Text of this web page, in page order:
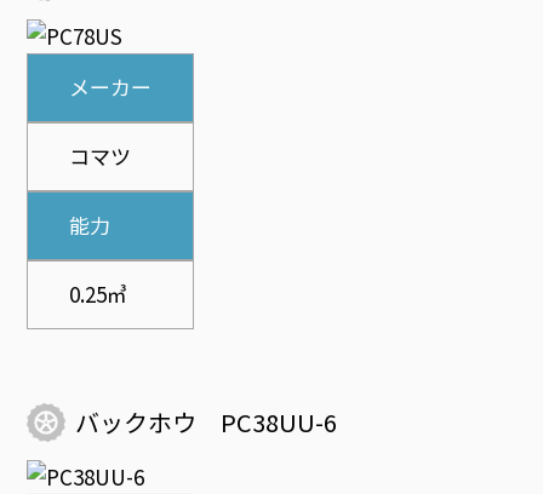
メーカー
コマツ
能力
0.25㎥
バックホウ PC38UU-6